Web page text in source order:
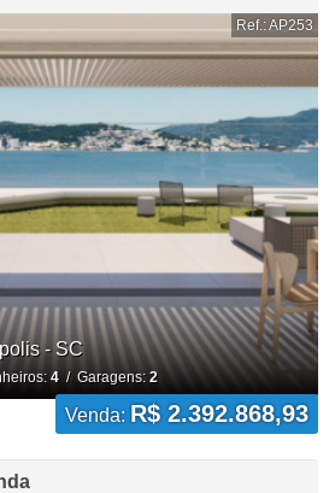
Ref.: AP253
- SC
4/ Garagens: 2
Venda: R$ 2.392.868,93